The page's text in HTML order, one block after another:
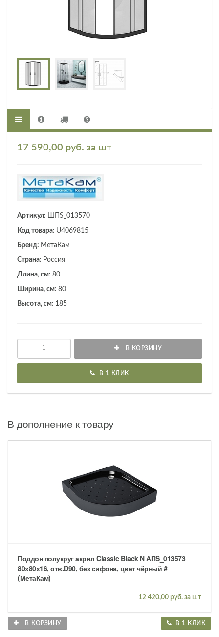
17 590,00 руб. за шт
Артикул: ШПS_013570
Код товара: U4069815
Бренд: МетаКам
Страна: Россия
Длина, см: 80
Ширина, см: 80
Высота, см: 185
В КОРЗИНУ
В 1 КЛИК
В дополнение к товару
Поддон полукруг акрил Classic Black N АПS_013573
80х80х16, отв.D90, без сифона, цвет чёрный #
(МетаКам)
12 420,00 руб. за шт
В КОРЗИНУ В 1 КЛИК